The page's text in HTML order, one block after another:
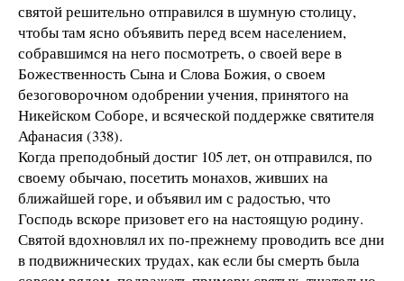
святой решительно отправился в шумную столицу,
чтобы там ясно объявить перед всем населением,
собравшимся на него посмотреть, о своей вере в
Божественность Сына и Слова Божия, о своем
безоговорочном одобрении учения, принятого на
Никейском Соборе, и всяческой поддержке святителя
Афанасия (338).
Когда преподобный достиг 105 лет, он отправился, по
своему обычаю, посетить монахов, живших на
ближайшей горе, и объявил им с радостью, что
Господь вскоре призовет его на настоящую родину.
Святой вдохновлял их по-прежнему проводить все дни
в подвижнических трудах, как если бы смерть была